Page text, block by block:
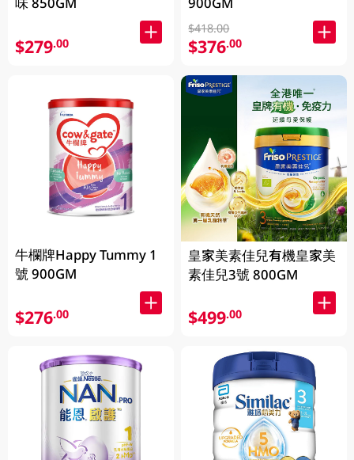
$279.00
牛欄牌Happy Tummy 1
號 900GM
$276.00
$418.00
$376.00
皇家美素佳兒有機皇家美
素佳兒3號 800GM
$499.00